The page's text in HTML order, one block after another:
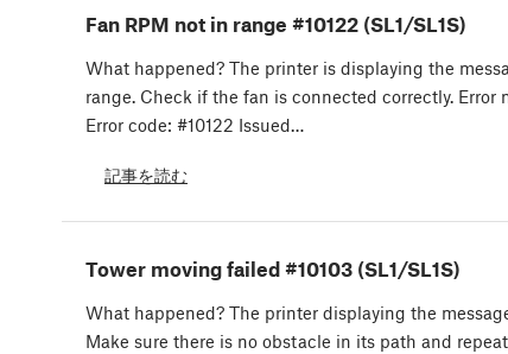
Fan RPM not in range #10122 (SL1/SL1S)
What happened? The printer is displaying the
range. Check if the fan is connected correctly. Error
Error code: #10122 Issued…
記事を読む
Tower moving failed #10103 (SL1/SL1S)
What happened? The printer displaying the
Make sure there is no obstacle in its path and